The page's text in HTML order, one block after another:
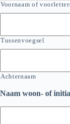
Voornaam of
Tussenvoegsel
Achternaam
Naam woon- of